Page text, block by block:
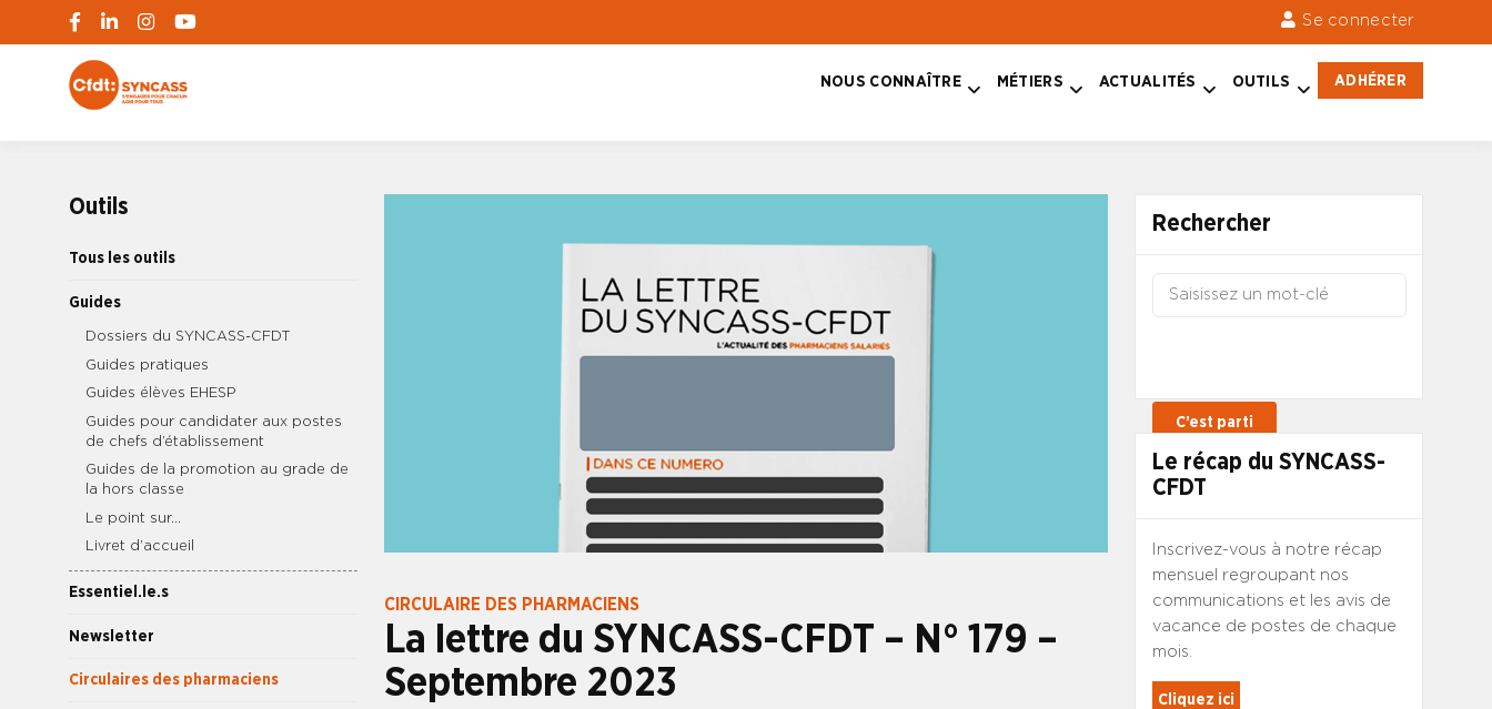
Se connecter
NOUS CONNAÎTRE MÉTIERS ACTUALITÉS OUTILS ADHÉRER
Outils
Tous les outils
Guides
Dossiers du SYNCASS-CFDT
Guides pratiques
Guides élèves EHESP
Guides pour candidater aux postes
de chefs d’établissement
Guides de la promotion au grade de
la hors classe
Le point sur…
Livret d’accueil
Essentiel.le.s
Newsletter
Circulaires des pharmaciens
CIRCULAIRE DES PHARMACIENS
La lettre du SYNCASS-CFDT – N° 179 –
Septembre 2023
Rechercher
Le récap du SYNCASS-
CFDT
Inscrivez-vous à notre récap
mensuel regroupant nos
communications et les avis de
vacance de postes de chaque
mois.
Cliquez ici